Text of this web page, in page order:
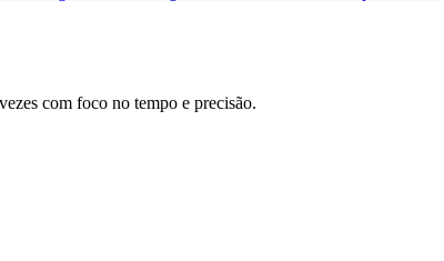
com foco no tempo e precisão.